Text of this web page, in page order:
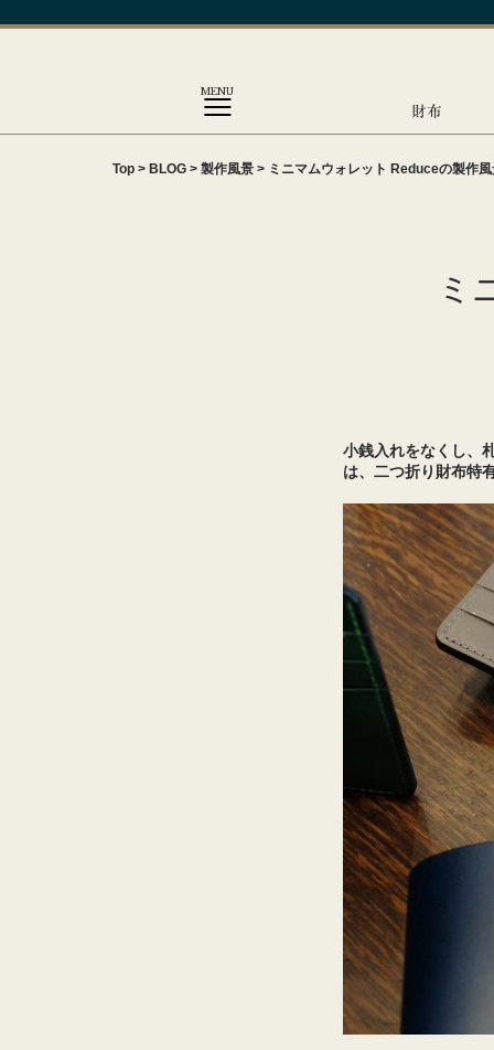
MENU
財布
Top > BLOG > 製作風景 > ミニマムウォレット Reduceの製作
ミ
小銭入れをなくし、
は、二つ折り財布特